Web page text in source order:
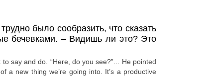
было сообразить, что сказать
бечевками. – Видишь ли это? Это
say and do. “Here, do you see?”... He pointed
a new thing we’re going into. It’s a productive